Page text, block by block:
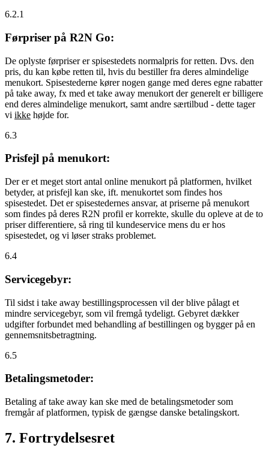
6.2.1
Førpriser på R2N Go:
De oplyste førpriser er spisestedets normalpris for retten. Dvs. den
pris, du kan købe retten til, hvis du bestiller fra deres almindelige
menukort. Spisestederne kører nogen gange med deres egne rabatter
på take away, fx med et take away menukort der generelt er billigere
end deres almindelige menukort, samt andre særtilbud - dette tager
vi ikke højde for.
6.3
Prisfejl på menukort:
Der er et meget stort antal online menukort på platformen, hvilket
betyder, at prisfejl kan ske, ift. menukortet som findes hos
spisestedet. Det er spisestedernes ansvar, at priserne på menukort
som findes på deres R2N profil er korrekte, skulle du opleve at de to
priser differentiere, så ring til kundeservice mens du er hos
spisestedet, og vi løser straks problemet.
6.4
Servicegebyr:
Til sidst i take away bestillingsprocessen vil der blive pålagt et
mindre servicegebyr, som vil fremgå tydeligt. Gebyret dækker
udgifter forbundet med behandling af bestillingen og bygger på en
gennemsnitsbetragtning.
6.5
Betalingsmetoder:
Betaling af take away kan ske med de betalingsmetoder som
fremgår af platformen, typisk de gængse danske betalingskort.
7. Fortrydelsesret